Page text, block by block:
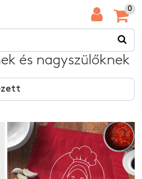
0
és nagyszülőknek